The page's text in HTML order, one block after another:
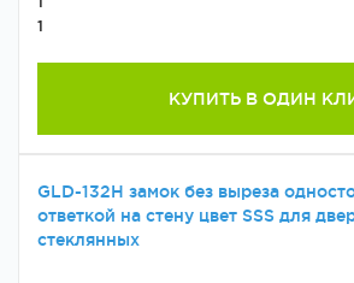
1
КУПИТЬ В ОДИН
GLD-132H замок без выреза
ответкой на стену цвет SSS для
стеклянных